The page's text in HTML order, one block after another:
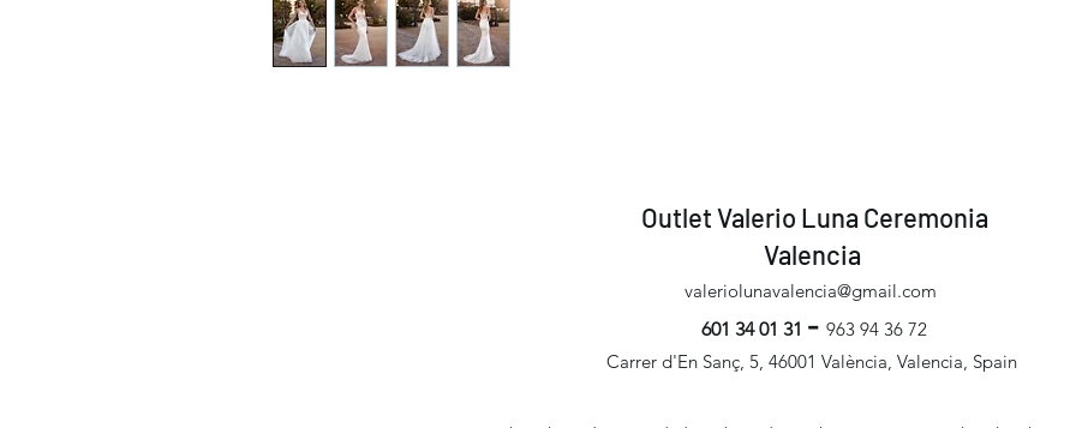
Outlet Valerio Luna Ceremonia
Valencia
valeriolunavalencia@gmail.com
601 34 01 31 - 963 94 36 72
Carrer d'En Sanç, 5, 46001 València, Valencia, Spain